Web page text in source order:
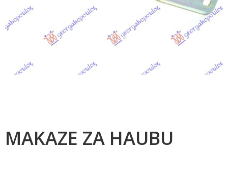
MAKAZE ZA HAUBU